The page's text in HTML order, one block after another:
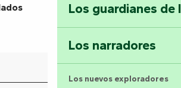
Los guardianes de
Los narradores
Los nuevos exploradores